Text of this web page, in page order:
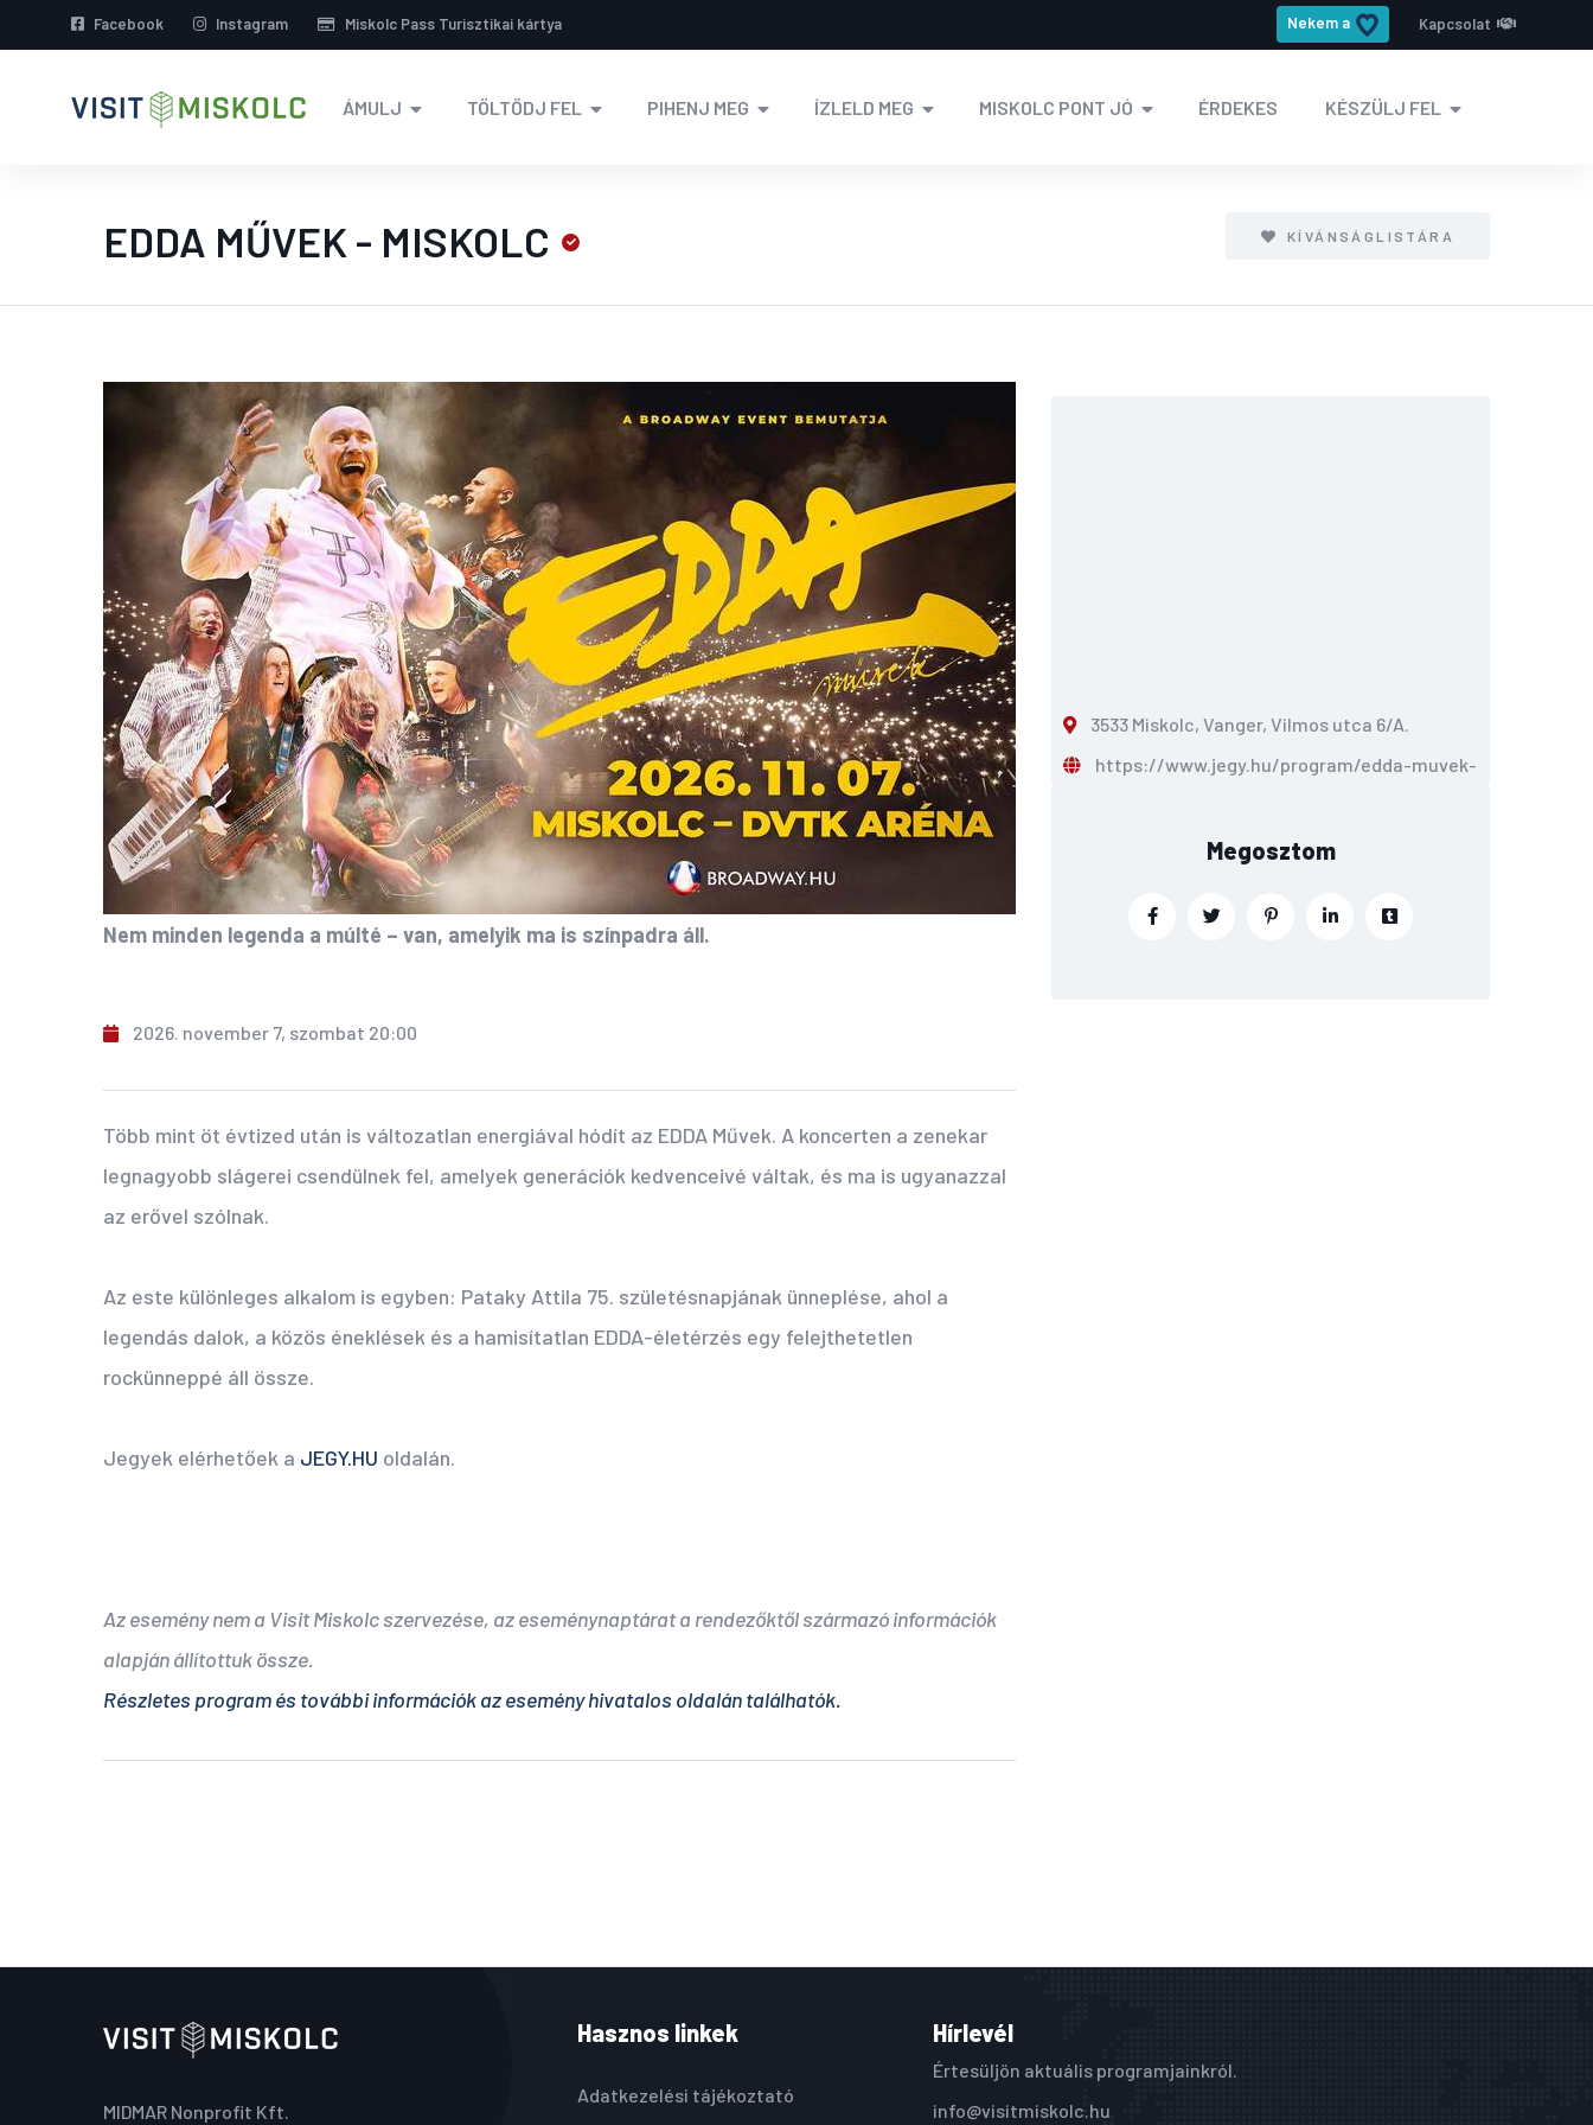
Facebook Instagram Miskolc Pass Turisztikai kártya Nekem a Kapcsolat
ÁMULJ TÖLTŐDJ FEL PIHENJ MEG ÍZLELD MEG MISKOLC PONT JÓ ÉRDEKES KÉSZÜLJ FEL
EDDA MŰVEK - MISKOLC KÍVÁNSÁGLISTÁRA
Nem minden legenda a múlté – van, amelyik ma is színpadra áll.
2026. november 7, szombat 20:00
Több mint öt évtized után is változatlan energiával hódít az EDDA Művek. A koncerten a zenekar
legnagyobb slágerei csendülnek fel, amelyek generációk kedvenceivé váltak, és ma is ugyanazzal
az erővel szólnak.
Az este különleges alkalom is egyben: Pataky Attila 75. születésnapjának ünneplése, ahol a
legendás dalok, a közös éneklések és a hamisítatlan EDDA-életérzés egy felejthetetlen
rockünneppé áll össze.
Jegyek elérhetőek a JEGY.HU oldalán.
Az esemény nem a Visit Miskolc szervezése, az eseménynaptárat a rendezőktől származó információk
alapján állítottuk össze.
Részletes program és további információk az esemény hivatalos oldalán találhatók.
3533 Miskolc, Vanger, Vilmos utca 6/A.
https://www.jegy.hu/program/edda-muvek-miskolc-
Megosztom
MIDMAR Nonprofit Kft.
Hasznos linkek
Adatkezelési tájékoztató
Hírlevél
Értesüljön aktuális programjainkról.
info@visitmiskolc.hu